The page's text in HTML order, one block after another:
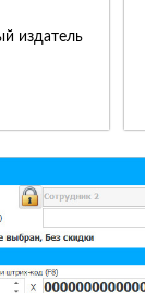
издатель